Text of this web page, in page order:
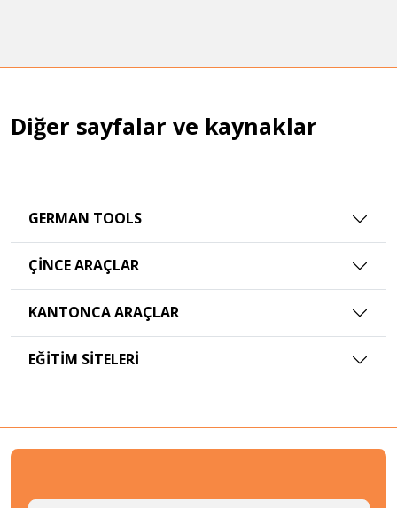
Diğer sayfalar ve kaynaklar
GERMAN TOOLS
ÇINCE ARAÇLAR
KANTONCA ARAÇLAR
EĞITIM SITELERI